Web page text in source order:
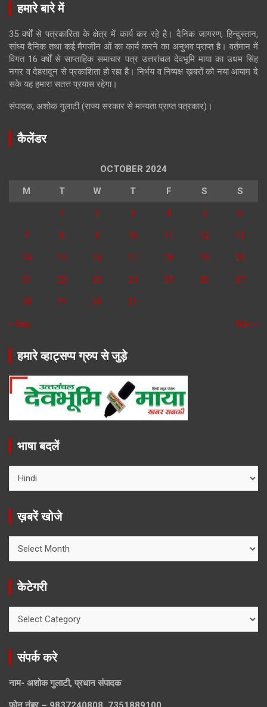
हमारे बारे में
35 वर्षों से पत्रकारिता के क्षेत्र में कार्य कर रहे है। दैनिक जागरण, हिन्दुस्तान,
सांध्य दैनिक तथा कई मैगजीन ओं का कार्य करने का अनुभव प्राप्त है। वर्तमान में
विगत 16 वर्षों से साप्ताहिक समाचार पत्र उत्तरांचल देवभूमि माया का उधम सिंह
नगर व देहरादून से प्रकाशिता हो रहा है। निर्भय व निष्पक्ष ख़बरों को नया आयाम दे
सके यह हमारा सतत्त प्रयास रहेगा।
संपादक, अशोक गुलाटी (राज्य सरकार से मान्यता प्राप्त पत्रकार)।
कैलेंडर
OCTOBER 2024
M T W T F S S
1 2 3 4 5 6
7 8 9 10 11 12 13
14 15 16 17 18 19 20
21 22 23 24 25 26 27
28 29 30 31
« Sep Nov »
हमारे व्हाट्सप्प ग्रुप से जुड़े
भाषा बदलें
ख़बरें खोजे
खोजे
केटेगरी
संपर्क करे
नाम- अशोक गुलाटी, प्रधान संपादक